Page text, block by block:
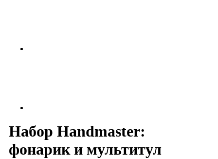
Набор Handmaster:
фонарик и мультитул